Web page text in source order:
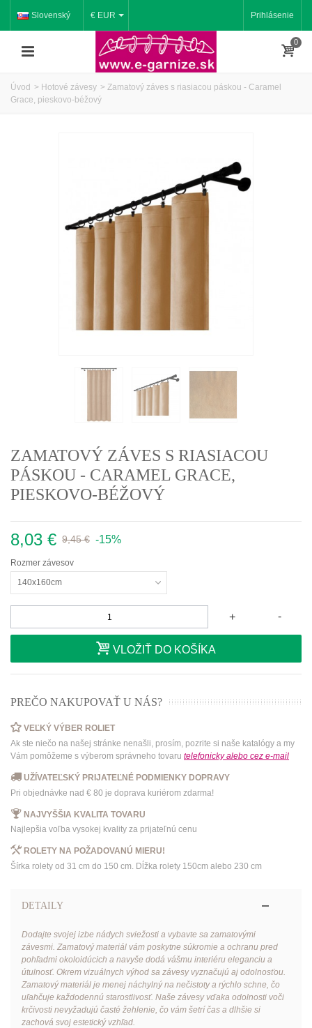
Slovenský Prihlásenie
€ EUR
0
Úvod > Hotové závesy > Zamatový záves s riasiacou páskou - Caramel
Grace, pieskovo-béžový
ZAMATOVÝ ZÁVES S RIASIACOU
PÁSKOU - CARAMEL GRACE,
PIESKOVO-BÉŽOVÝ
8,03 € 9,45 € -15%
Rozmer závesov
140x160cm
-
+
VLOŽIŤ DO KOŠÍKA
PREČO NAKUPOVAŤ U NÁS?
VEĽKÝ VÝBER ROLIET
Ak ste niečo na našej stránke nenašli, prosím, pozrite si naše katalógy a my
Vám pomôžeme s výberom správneho tovaru telefonicky alebo cez e-mail
UŽÍVATEĽSKÝ PRIJATEĽNÉ PODMIENKY DOPRAVY
Pri objednávke nad € 80 je doprava kuriérom zdarma!
NAJVYŠŠIA KVALITA TOVARU
Najlepšia voľba vysokej kvality za prijateľnú cenu
ROLETY NA POŽADOVANÚ MIERU!
Šírka rolety od 31 cm do 150 cm. Dĺžka rolety 150cm alebo 230 cm
DETAILY
Dodajte svojej izbe nádych sviežosti a vybavte sa zamatovými
závesmi. Zamatový materiál vám poskytne súkromie a ochranu pred
pohľadmi okoloidúcich a navyše dodá vášmu interiéru eleganciu a
útulnosť. Okrem vizuálnych výhod sa závesy vyznačujú aj odolnosťou.
Zamatový materiál je menej náchylný na nečistoty a rýchlo schne, čo
uľahčuje každodennú starostlivosť. Naše závesy vďaka odolnosti voči
krčivosti nevyžadujú časté žehlenie, čo vám šetrí čas a dlhšie si
zachová svoj estetický vzhľad.